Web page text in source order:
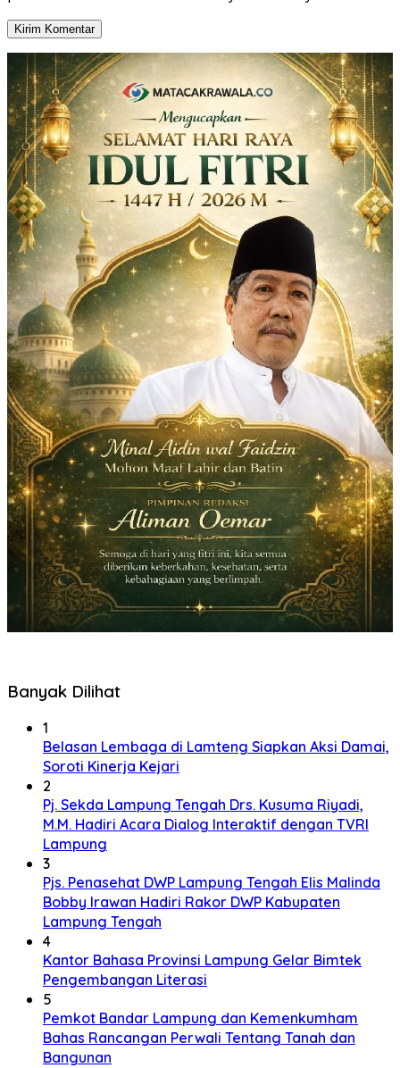
Banyak Dilihat
1
Belasan Lembaga di Lamteng Siapkan Aksi Damai,
Soroti Kinerja Kejari
2
Pj. Sekda Lampung Tengah Drs. Kusuma Riyadi,
M.M. Hadiri Acara Dialog Interaktif dengan TVRI
Lampung
3
Pjs. Penasehat DWP Lampung Tengah Elis Malinda
Bobby Irawan Hadiri Rakor DWP Kabupaten
Lampung Tengah
4
Kantor Bahasa Provinsi Lampung Gelar Bimtek
Pengembangan Literasi
5
Pemkot Bandar Lampung dan Kemenkumham
Bahas Rancangan Perwali Tentang Tanah dan
Bangunan